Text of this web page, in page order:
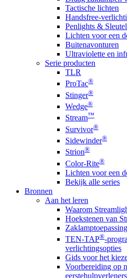
Tactische lichten
Handsfree-
Penlights &
Lichten voor een
Buitenavonturen
Ultraviolette en
Serie producten
TLR
ProTac®
Stinger®
Wedge®
Stream™
Survivor®
Sidewinder®
Strion®
Color-Rite®
Lichten voor een
Bekijk alle series
Bronnen
Aan het leren
Waarom
Hoekstenen van
TEN-TAP®-
verlichtingsopties
Gids voor het
Voorbereiding op
eerstehulpverleners